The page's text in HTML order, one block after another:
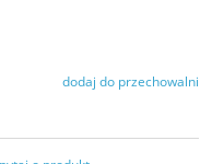
dodaj do przechowalni